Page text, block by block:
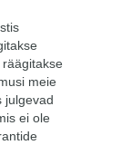
meie
julgevad
ei ole